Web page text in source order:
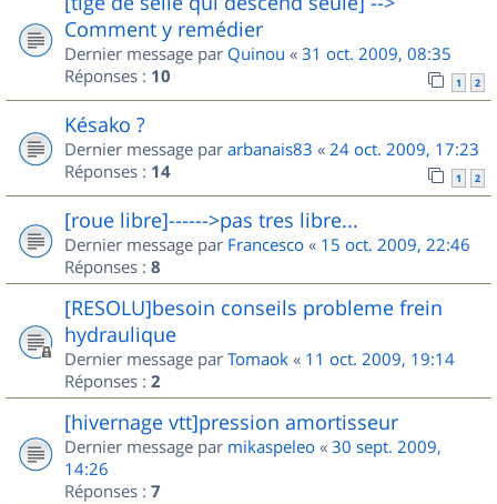
Comment y remédier
Dernier message par Quinou « 31 oct. 2009, 08:35
Réponses : 10 1 2
Késako ?
Dernier message par arbanais83 « 24 oct. 2009, 17:23
Réponses : 14 1 2
[roue libre]------>pas tres libre...
Dernier message par Francesco « 15 oct. 2009, 22:46
Réponses : 8
[RESOLU]besoin conseils probleme frein
hydraulique
Dernier message par Tomaok « 11 oct. 2009, 19:14
Réponses : 2
[hivernage vtt]pression amortisseur
Dernier message par mikaspeleo « 30 sept. 2009,
14:26
Réponses : 7